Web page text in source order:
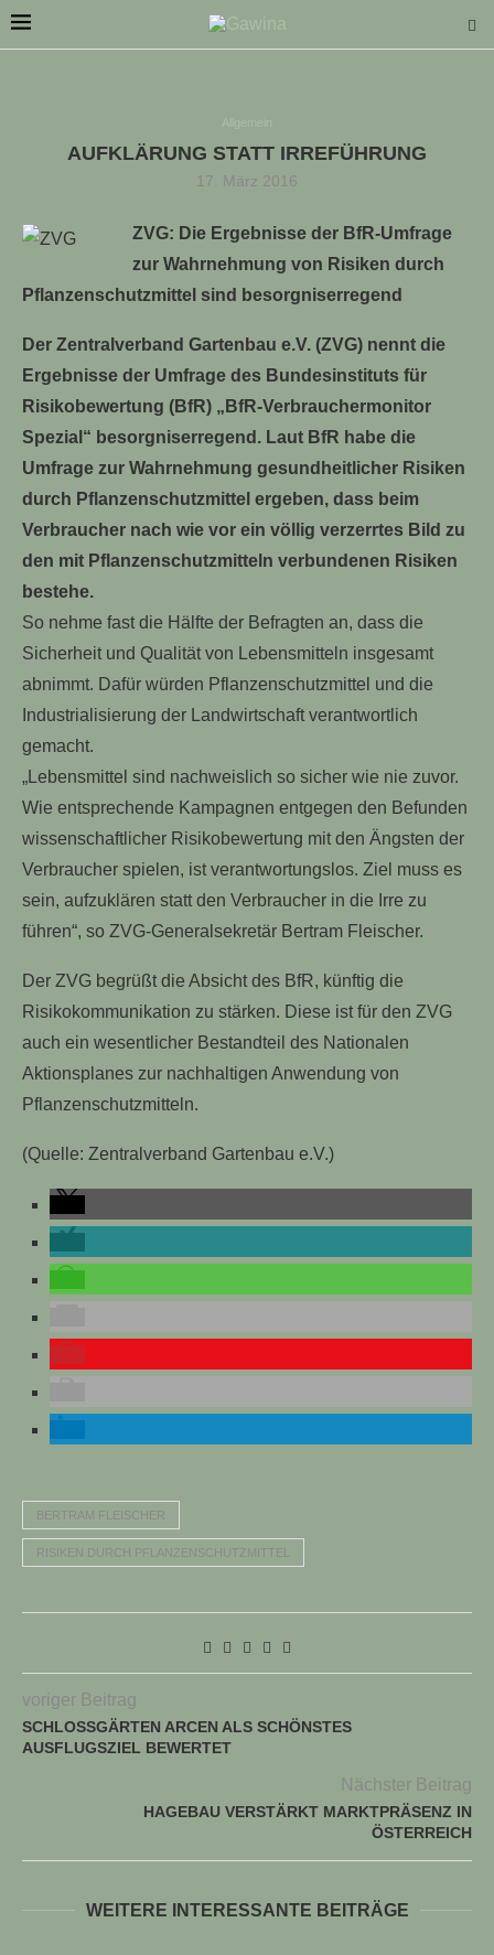
AUFKLÄRUNG STATT IRREFÜHRUNG
17. März 2016
ZVG: Die Ergebnisse der BfR-Umfrage
zur Wahrnehmung von Risiken durch
Pflanzenschutzmittel sind besorgniserregend
Der Zentralverband Gartenbau e.V. (ZVG) nennt die
Ergebnisse der Umfrage des Bundesinstituts für
Risikobewertung (BfR) „BfR-Verbrauchermonitor
Spezial“ besorgniserregend. Laut BfR habe die
Umfrage zur Wahrnehmung gesundheitlicher Risiken
durch Pflanzenschutzmittel ergeben, dass beim
Verbraucher nach wie vor ein völlig verzerrtes Bild zu
den mit Pflanzenschutzmitteln verbundenen Risiken
bestehe.
So nehme fast die Hälfte der Befragten an, dass die
Sicherheit und Qualität von Lebensmitteln insgesamt
abnimmt. Dafür würden Pflanzenschutzmittel und die
Industrialisierung der Landwirtschaft verantwortlich
gemacht.
„Lebensmittel sind nachweislich so sicher wie nie zuvor.
Wie entsprechende Kampagnen entgegen den Befunden
wissenschaftlicher Risikobewertung mit den Ängsten der
Verbraucher spielen, ist verantwortungslos. Ziel muss es
sein, aufzuklären statt den Verbraucher in die Irre zu
führen“, so ZVG-Generalsekretär Bertram Fleischer.
Der ZVG begrüßt die Absicht des BfR, künftig die
Risikokommunikation zu stärken. Diese ist für den ZVG
auch ein wesentlicher Bestandteil des Nationalen
Aktionsplanes zur nachhaltigen Anwendung von
Pflanzenschutzmitteln.
(Quelle: Zentralverband Gartenbau e.V.)
BERTRAM FLEISCHER
RISIKEN DURCH PFLANZENSCHUTZMITTEL
voriger Beitrag
SCHLOSSGÄRTEN ARCEN ALS SCHÖNSTES
AUSFLUGSZIEL BEWERTET
Nächster Beitrag
HAGEBAU VERSTÄRKT MARKTPRÄSENZ IN
ÖSTERREICH
WEITERE INTERESSANTE BEITRÄGE